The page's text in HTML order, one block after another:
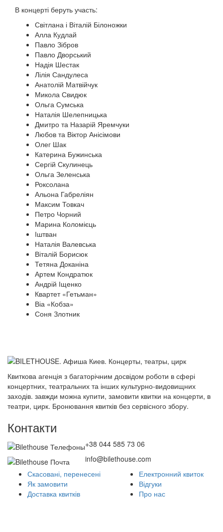
В концерті беруть участь:
Світлана і Віталій Білоножки
Алла Кудлай
Павло Зібров
Павло Дворський
Надія Шестак
Лілія Сандулеса
Анатолій Матвійчук
Микола Свидюк
Ольга Сумська
Наталія Шелепницька
Дмитро та Назарій Яремчуки
Любов та Віктор Анісімови
Олег Шак
Катерина Бужинська
Сергій Скулинець
Ольга Зеленська
Роксолана
Альона Габреліян
Максим Товкач
Петро Чорний
Марина Коломієць
Іштван
Наталія Валевська
Віталій Борисюк
Тетяна Доканіна
Артем Кондратюк
Андрій Іщенко
Квартет «Гетьман»
Віа «Кобза»
Соня Злотник
Квиткова агенція з багаторічним досвідом роботи в сфері
концертних, театральних та інших культурно-видовищних
заходів. завжди можна купити, замовити квитки на концерти, в
театри, цирк. Бронювання квитків без сервісного збору.
Контакти
+38 044 585 73 06
info@bilethouse.com
Скасовані, перенесені
Як замовити
Доставка квитків
Електронний квиток
Відгуки
Про нас